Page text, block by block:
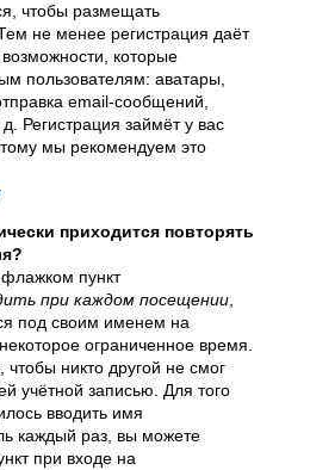
чтобы размещать
не менее регистрация даёт
которые
пользователям: аватары,
email-сообщений,
д. Регистрация займёт у вас
мы рекомендуем это
приходится повторять
пункт
при каждом посещении
под своим именем на
ограниченное время.
чтобы никто другой не смог
учётной записью. Для того
вводить имя
каждый раз, вы можете
при входе на